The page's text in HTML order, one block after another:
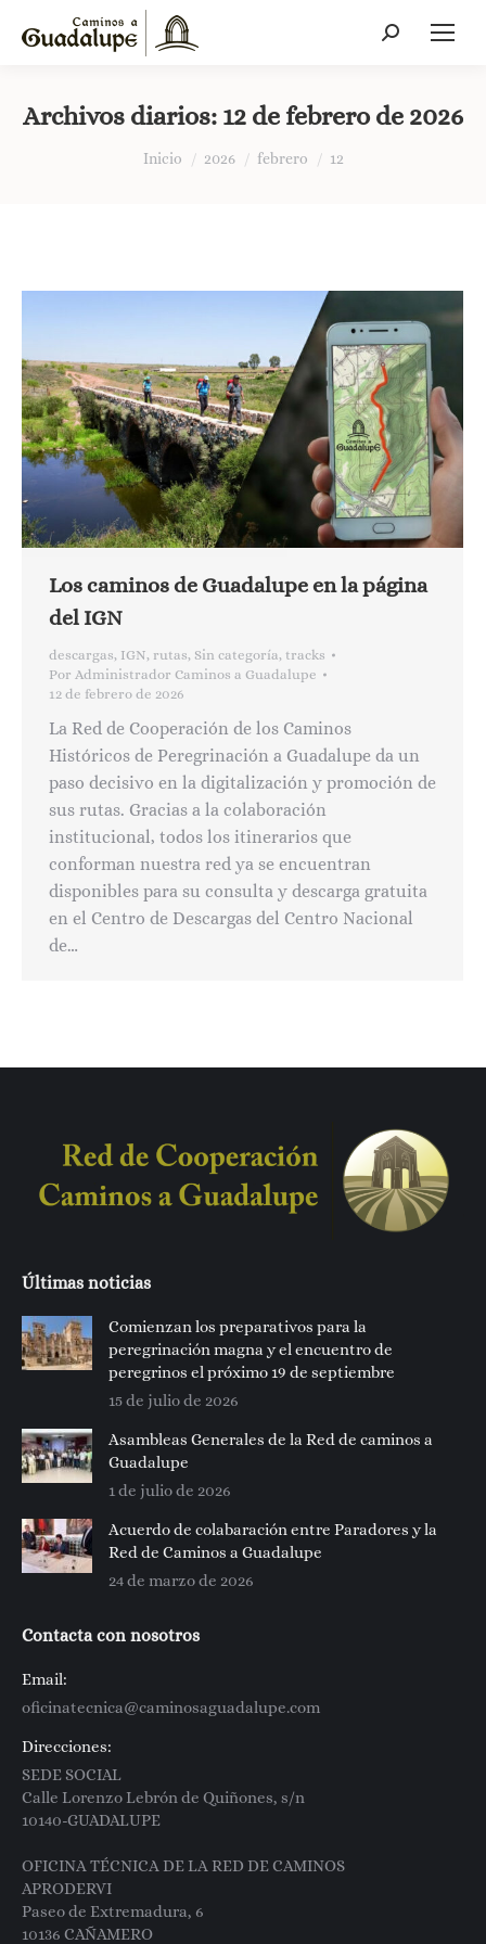
Buscar:
Archivos diarios: 12 de febrero de 2026
Estás aquí:
Inicio 2026 febrero 12
Los caminos de Guadalupe en la página
del IGN
descargas, IGN, rutas, Sin categoría, tracks
Por Administrador Caminos a Guadalupe
12 de febrero de 2026
La Red de Cooperación de los Caminos
Históricos de Peregrinación a Guadalupe da un
paso decisivo en la digitalización y promoción de
sus rutas. Gracias a la colaboración
institucional, todos los itinerarios que
conforman nuestra red ya se encuentran
disponibles para su consulta y descarga gratuita
en el Centro de Descargas del Centro Nacional
de…
Últimas noticias
Comienzan los preparativos para la
peregrinación magna y el encuentro de
peregrinos el próximo 19 de septiembre
15 de julio de 2026
Asambleas Generales de la Red de caminos a
Guadalupe
1 de julio de 2026
Acuerdo de colabaración entre Paradores y la
Red de Caminos a Guadalupe
24 de marzo de 2026
Contacta con nosotros
Email:
oficinatecnica@caminosaguadalupe.com
Direcciones:
SEDE SOCIAL
Calle Lorenzo Lebrón de Quiñones, s/n
10140-GUADALUPE
OFICINA TÉCNICA DE LA RED DE CAMINOS
APRODERVI
Paseo de Extremadura, 6
10136 CAÑAMERO